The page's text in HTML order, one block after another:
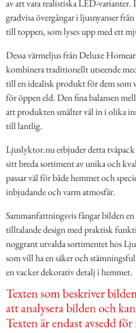
av att vara realistiska LED-
gradvisa övergångar i ljusnyanser
till toppen, som lyses upp med ett
Dessa värmeljus från Deluxe
kombinera traditionellt utseende
till en idealisk produkt för dem
för öppen eld. Den fina balansen
att produkten smälter väl in i olika
till lantlig.
Ljuslyktor.nu erbjuder detta tvåpack
sitt breda sortiment av unika och
passar väl för både hemmet och
inbjudande och varm atmosfär.
Sammanfattningsvis fångar bilden
tilltalande design med praktisk
noggrant utvalda sortimentet hos
som vill ha en säker och
en vacker dekorativ detalj i hemmet.